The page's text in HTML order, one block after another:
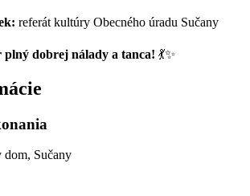
referát kultúry Obecného úradu Sučany
dobrej nálady a tanca! 💃✨
Sučany